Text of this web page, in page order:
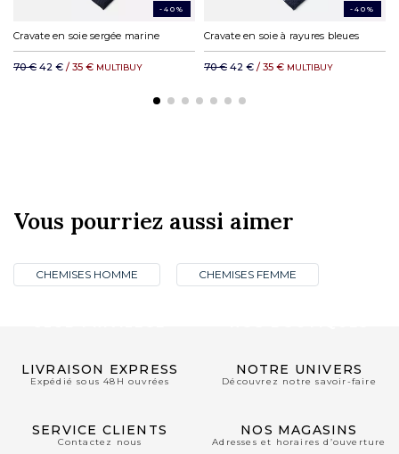
-40%
Cravate en soie sergée marine
70 € 42 € / 35 € MULTIBUY
-40%
Cravate en soie à rayures bleues
70 € 42 € / 35 € MULTIBUY
Vous pourriez aussi aimer
CHEMISES HOMME CHEMISES FEMME
LIVRAISON EXPRESS
Expédié sous 48H ouvrées
NOTRE UNIVERS
Découvrez notre savoir-faire
SERVICE CLIENTS
Contactez nous
NOS MAGASINS
Adresses et horaires d’ouverture